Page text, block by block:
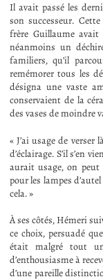
Il avait passé les
son successeur.
frère Guillaume
néanmoins un
familiers, qu’il
remémorer tous les
désigna une vaste
conservaient de la
des vases de moindre
« J’ai usage de verser
d’éclairage. S’il s’en
aurait usage, on
pour les lampes
cela. »
À ses côtés, Hémeri
ce choix, persuadé
était malgré tout
d’enthousiasme à
d’une pareille